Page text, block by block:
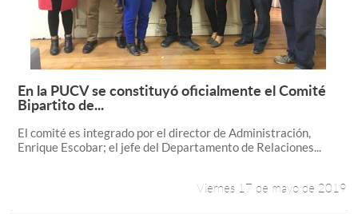
Leer más +
En la PUCV se constituyó oficialmente el Comité
Bipartito de...
El comité es integrado por el director de Administración,
Enrique Escobar; el jefe del Departamento de Relaciones...
Viernes 17 de mayo de 2019